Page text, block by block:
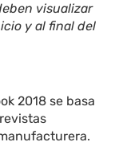
visualizar
y al final del
2018 se basa